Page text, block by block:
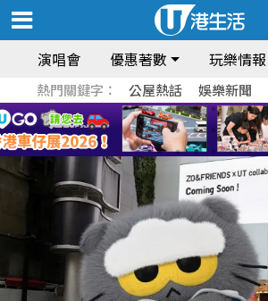
演唱會 優惠著數 玩樂情報
熱門關鍵字： 公屋熱話 娛樂新聞